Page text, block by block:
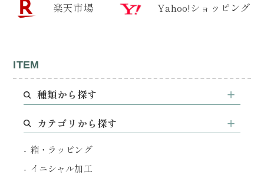
楽天市場 Yahoo!ショッピング
ITEM
種類から探す
カテゴリから探す
箱・ラッピング
イニシャル加工